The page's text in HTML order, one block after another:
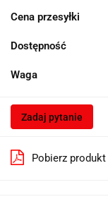
Cena przesyłki
Dostępność
Waga
Zadaj pytanie
Pobierz produkt